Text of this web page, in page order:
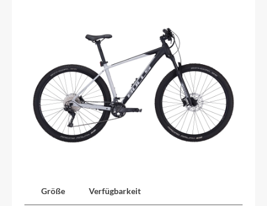
Größe Verfügbarkeit